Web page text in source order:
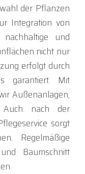
der Pflanzen
Integration von
und
nicht nur
erfolgt durch
garantiert. Mit
Außenanlagen,
Auch nach der
sorgt
Regelmäßige
Baumschnitt